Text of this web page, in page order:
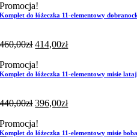
Promocja!
Komplet do łóżeczka 11-elementowy
460,00zł 414,00zł
Promocja!
Komplet do łóżeczka 11-elementowy misie
440,00zł 396,00zł
Promocja!
Komplet do łóżeczka 11-elementowy misie